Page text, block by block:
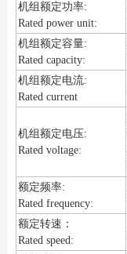
机组额定功率:
Rated power unit:
机组额定容量:
Rated capacity:
机组额定电流:
Rated current
机组额定电压:
Rated voltage:
额定频率:
Rated frequency:
额定转速：
Rated speed: